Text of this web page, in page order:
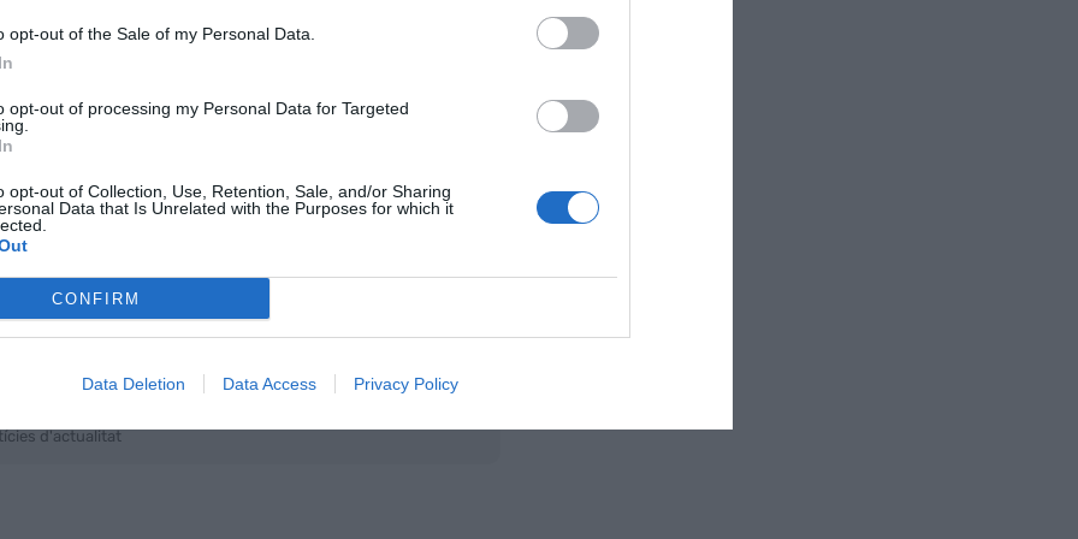
opt-out of the Sale of my Personal Data.
opt-out of processing my Personal Data for Targeted
opt-out of Collection, Use, Retention, Sale, and/or Sharing
Data that Is Unrelated with the Purposes for which it
CONFIRM
Data Deletion Data Access Privacy Policy
y ZTE, entre d'altres.
de la connectivitat intel·ligent i abordarà la
les coses (IdC), la intel·ligència artificial (IA) i
(4YFN) -esdeveniment per a empreses
voltant de 21.000 visitants i el Youth Mobile
atreure 25.000 assistents.
preferida de Google de forma
d'actualitat